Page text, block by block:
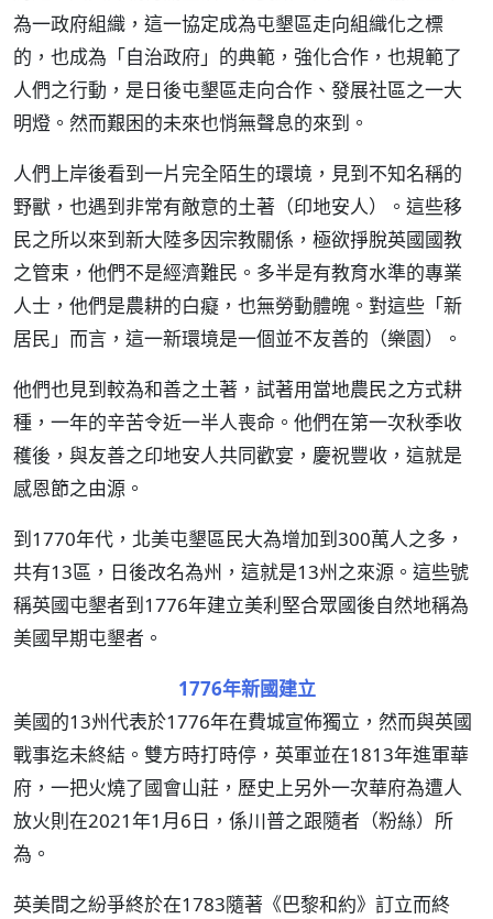
為一政府組織，這一協定成為屯墾區走向組織化之標
的，也成為「自治政府」的典範，強化合作，也規範了
人們之行動，是日後屯墾區走向合作、發展社區之一大
明燈。然而艱困的未來也悄無聲息的來到。
人們上岸後看到一片完全陌生的環境，見到不知名稱的
野獸，也遇到非常有敵意的土著（印地安人）。這些移
民之所以來到新大陸多因宗教關係，極欲掙脫英國國教
之管束，他們不是經濟難民。多半是有教育水準的專業
人士，他們是農耕的白癡，也無勞動體魄。對這些「新
居民」而言，這一新環境是一個並不友善的（樂園）。
他們也見到較為和善之土著，試著用當地農民之方式耕
種，一年的辛苦令近一半人喪命。他們在第一次秋季收
穫後，與友善之印地安人共同歡宴，慶祝豐收，這就是
感恩節之由源。
到1770年代，北美屯墾區民大為增加到300萬人之多，
共有13區，日後改名為州，這就是13州之來源。這些號
稱英國屯墾者到1776年建立美利堅合眾國後自然地稱為
美國早期屯墾者。
1776年新國建立
美國的13州代表於1776年在費城宣佈獨立，然而與英國
戰事迄未終結。雙方時打時停，英軍並在1813年進軍華
府，一把火燒了國會山莊，歷史上另外一次華府為遭人
放火則在2021年1月6日，係川普之跟隨者（粉絲）所
為。
英美間之紛爭終於在1783隨著《巴黎和約》訂立而終